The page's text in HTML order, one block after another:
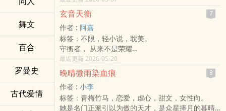
舞文
百合
罗曼史
古代爱情
也有人说，他什么都不会，只是运气太好。
因为那个叫「沈平」的男人，
早已退隐多年，
只留下无数版本的传说和一个看似平凡的背影。
而这个故事——
要从另一个人说起。
那年，林问二十七岁，
他还在为一场地方武术比赛的报名表发愁。
他想成名、想闯进那个被传说点燃的世界。
所有人都说，我一步登天，从此命运改写。
只有原书女主沈昭昭站在人群后，脸色惨白，偷偷
在掌心写下两个字：
快逃。
我这才知道，所谓亲传弟子，根本不是机缘。
而是祭品名额。
前十二位亲传弟子，全都死在了凌霜峰后山。
而我，是第十三盏魂灯。
为了糊口，他入云来武院当杂役，只求一口饭吃。
一场山匪之乱，让他结识了一位身负重伤的老人
——叶天河。
老人临终前留下残破功法《五行决》，
从此，林立的人生不再属于凡尘。
他无师、无灵脉、无天命，
却以凡骨之躯，一步一步踏上修仙之途。
——修仙，不为长生，只为问心。
玄音天衡 7
作者 : 阿嘉
标签：不限，轻小说，耽美。
守衡者， 从来不是荣耀
不得介入因果
不得因私欲动摇秩序
违者反噬．
千年前，天朦凋零
千年后，羽衡成其名
衡族执念、魔域寒苦、地辕崛起、玄曜重建
最近更新 2026-05-20
晚晴微雨染血痕 8
作者 : 小李
标签：青梅竹马，恋爱，虐心，甜文，女性向。
​她是名门正派引以为傲的天才，是众星捧月的暮晴